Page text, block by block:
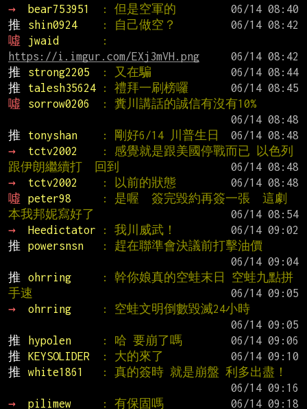
→ bear753951 : 但是空軍的
推
shin0924 : 自己做空？
噓
jwaid
https://i.imgur.com/EXj3mVH.png
推
strong2205 : 又在騙
推
talesh35624 : 禮拜一刷榜囉
噓
sorrow0206
: 糞川講話的誠信有沒有10%
推
tonyshan : 剛好6/14 川普生日
→
tctv2002
: 感覺就是跟美國停戰而已 以色列
跟伊朗繼續打  回到
→
tctv2002 : 以前的狀態
噓
peter98
: 是喔  簽完毀約再簽一張  這劇
本我邦妮寫好了
→
Heedictator : 我川威武！
推
powersnsn
: 趕在聯準會決議前打擊油價
推
ohrring
: 幹你娘真的空蛙末日 空蛙九點拼
手速
→
ohrring
: 空蛙文明倒數毀滅24小時
推
hypolen : 哈 要崩了嗎
推
KEYSOLIDER : 大的來了
推
white1861
: 真的簽時 就是崩盤 利多出盡！
→
pilimew : 有保固嗎